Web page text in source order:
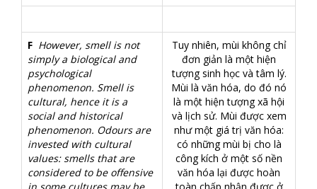
F However, smell is not
simply a biological and
psychological
phenomenon. Smell is
cultural, hence it is a
social and historical
phenomenon. Odours are
invested with cultural
values: smells that are
considered to be offensive
Tuy nhiên, mùi không chỉ
đơn giản là một hiện
tượng sinh học và tâm lý.
Mùi là văn hóa, do đó nó
là một hiện tượng xã hội
và lịch sử. Mùi được xem
như một giá trị văn hóa:
có những mùi bị cho là
công kích ở một số nền
văn hóa lại được hoàn